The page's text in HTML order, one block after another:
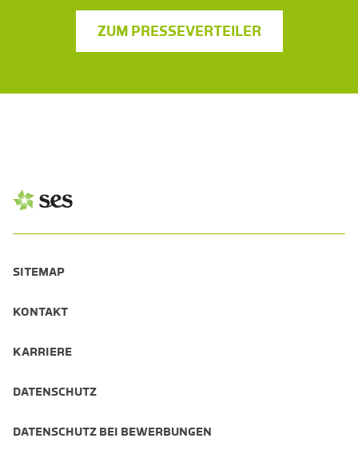
ZUM PRESSEVERTEILER
SITEMAP
KONTAKT
KARRIERE
DATENSCHUTZ
DATENSCHUTZ BEI BEWERBUNGEN